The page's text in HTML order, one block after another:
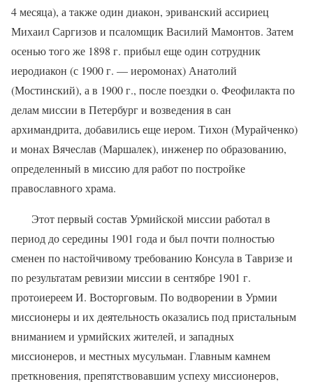
4 месяца), а также один диакон, эриванский ассириец
Михаил Саргизов и псаломщик Василий Мамонтов. Затем
осенью того же 1898 г. прибыл еще один сотрудник
иеродиакон (с 1900 г. — иеромонах) Анатолий
(Мостинский), а в 1900 г., после поездки о. Феофилакта по
делам миссии в Петербург и возведения в сан
архимандрита, добавились еще иером. Тихон (Мурайченко)
и монах Вячеслав (Маршалек), инженер по образованию,
определенный в миссию для работ по постройке
православного храма.
Этот первый состав Урмийской миссии работал в
период до середины 1901 года и был почти полностью
сменен по настойчивому требованию Консула в Тавризе и
по результатам ревизии миссии в сентябре 1901 г.
протоиереем И. Восторговым. По водворении в Урмии
миссионеры и их деятельность оказались под пристальным
вниманием и урмийских жителей, и западных
миссионеров, и местных мусульман. Главным камнем
преткновения, препятствовавшим успеху миссионеров,